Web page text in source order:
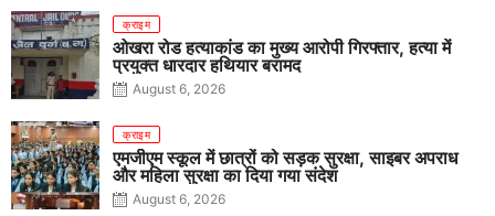
क्राइम
ओखरा रोड हत्याकांड का मुख्य आरोपी गिरफ्तार, हत्या में
प्रयुक्त धारदार हथियार बरामद
August 6, 2026
क्राइम
एमजीएम स्कूल में छात्रों को सड़क सुरक्षा, साइबर अपराध
और महिला सुरक्षा का दिया गया संदेश
August 6, 2026